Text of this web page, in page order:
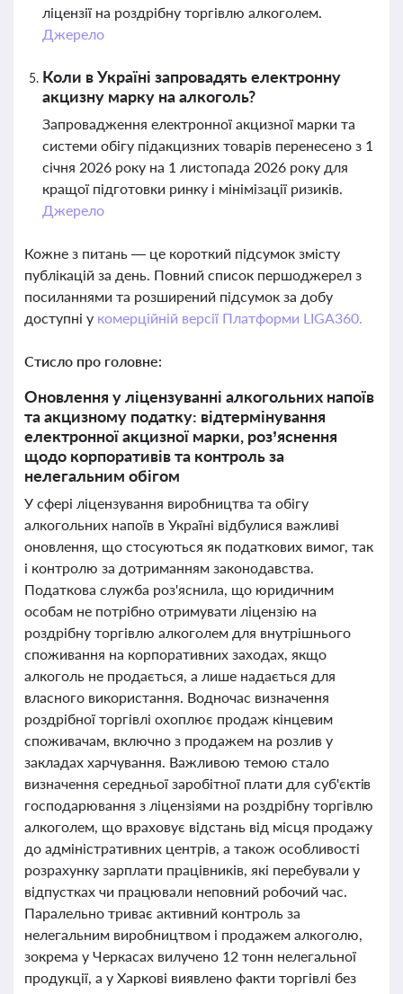
ліцензії на роздрібну торгівлю алкоголем.
Джерело
Коли в Україні запровадять електронну
акцизну марку на алкоголь?
Запровадження електронної акцизної марки та
системи обігу підакцизних товарів перенесено з 1
січня 2026 року на 1 листопада 2026 року для
кращої підготовки ринку і мінімізації ризиків.
Джерело
Кожне з питань — це короткий підсумок змісту
публікацій за день. Повний список першоджерел з
посиланнями та розширений підсумок за добу
доступні у комерційній версії Платформи LIGA360.
Стисло про головне:
Оновлення у ліцензуванні алкогольних напоїв
та акцизному податку: відтермінування
електронної акцизної марки, роз’яснення
щодо корпоративів та контроль за
нелегальним обігом
У сфері ліцензування виробництва та обігу
алкогольних напоїв в Україні відбулися важливі
оновлення, що стосуються як податкових вимог, так
і контролю за дотриманням законодавства.
Податкова служба роз'яснила, що юридичним
особам не потрібно отримувати ліцензію на
роздрібну торгівлю алкоголем для внутрішнього
споживання на корпоративних заходах, якщо
алкоголь не продається, а лише надається для
власного використання. Водночас визначення
роздрібної торгівлі охоплює продаж кінцевим
споживачам, включно з продажем на розлив у
закладах харчування. Важливою темою стало
визначення середньої заробітної плати для суб'єктів
господарювання з ліцензіями на роздрібну торгівлю
алкоголем, що враховує відстань від місця продажу
до адміністративних центрів, а також особливості
розрахунку зарплати працівників, які перебували у
відпустках чи працювали неповний робочий час.
Паралельно триває активний контроль за
нелегальним виробництвом і продажем алкоголю,
зокрема у Черкасах вилучено 12 тонн нелегальної
продукції, а у Харкові виявлено факти торгівлі без